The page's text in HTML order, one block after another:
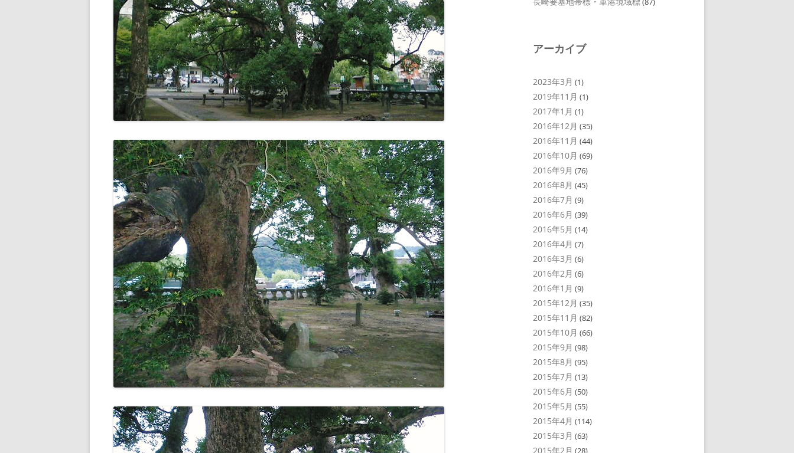
アーカイブ
2023年3月 (1)
2019年11月 (1)
2017年1月 (1)
2016年12月 (35)
2016年11月 (44)
2016年10月 (69)
2016年9月 (76)
2016年8月 (45)
2016年7月 (9)
2016年6月 (39)
2016年5月 (14)
2016年4月 (7)
2016年3月 (6)
2016年2月 (6)
2016年1月 (9)
2015年12月 (35)
2015年11月 (82)
2015年10月 (66)
2015年9月 (98)
2015年8月 (95)
2015年7月 (13)
2015年6月 (50)
2015年5月 (55)
2015年4月 (114)
2015年3月 (63)
2015年2月 (28)